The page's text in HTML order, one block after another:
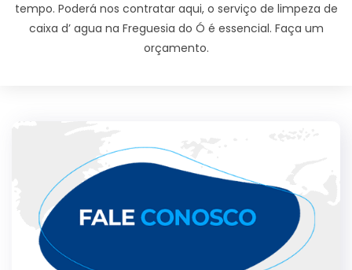
tempo. Poderá nos contratar aqui, o serviço de limpeza de
caixa d’ agua na Freguesia do Ó é essencial. Faça um
orçamento.